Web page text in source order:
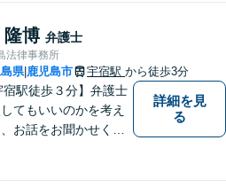
隆博 弁護士
法律事務所
県| 鹿児島市 宇宿駅 から徒歩3分
宿駅徒歩３分】弁護士
てもいいのかを考え
お話をお聞かせくだ
詳細を見
る